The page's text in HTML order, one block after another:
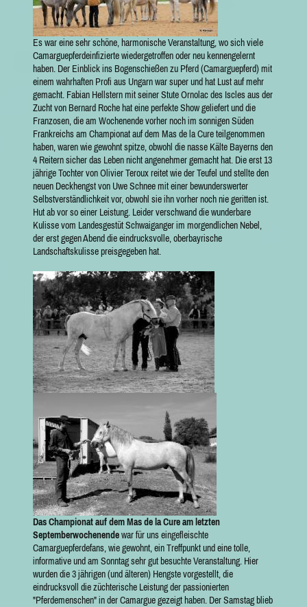
Es war eine sehr schöne, harmonische Veranstaltung, wo sich viele
Camarguepferdeinfizierte wiedergetroffen oder neu kennengelernt
haben. Der Einblick ins Bogenschießen zu Pferd (Camarguepferd) mit
einem wahrhaften Profi aus Ungarn war super und hat Lust auf mehr
gemacht. Fabian Hellstern mit seiner Stute Ornolac des Iscles aus der
Zucht von Bernard Roche hat eine perfekte Show geliefert und die
Franzosen, die am Wochenende vorher noch im sonnigen Süden
Frankreichs am Championat auf dem Mas de la Cure teilgenommen
haben, waren wie gewohnt spitze, obwohl die nasse Kälte Bayerns den
4 Reitern sicher das Leben nicht angenehmer gemacht hat. Die erst 13
jährige Tochter von Olivier Teroux reitet wie der Teufel und stellte den
neuen Deckhengst von Uwe Schnee mit einer bewunderswerter
Selbstverständlichkeit vor, obwohl sie ihn vorher noch nie geritten ist.
Hut ab vor so einer Leistung. Leider verschwand die wunderbare
Kulisse vom Landesgestüt Schwaiganger im morgendlichen Nebel,
der erst gegen Abend die eindrucksvolle, oberbayrische
Landschaftskulisse preisgegeben hat.
Das Championat auf dem Mas de la Cure am letzten
Septemberwochenendewar für uns eingefleischte
Camarguepferdefans, wie gewohnt, ein Treffpunkt und eine tolle,
informative und am Sonntag sehr gut besuchte Veranstaltung. Hier
wurden die 3 jährigen (und älteren) Hengste vorgestellt, die
eindrucksvoll die züchterische Leistung der passionierten
"Pferdemenschen" in der Camargue gezeigt haben. Der Samstag blieb